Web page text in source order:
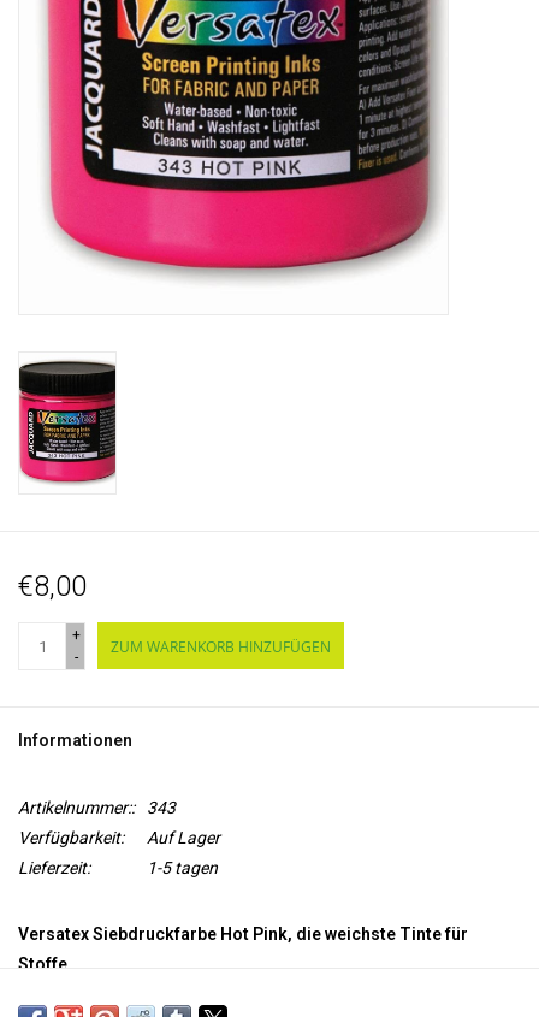
€8,00
+
-
ZUM WARENKORB HINZUFÜGEN
Informationen
Artikelnummer::
343
Verfügbarkeit:
Auf Lager
Lieferzeit:
1-5 tagen
Versatex Siebdruckfarbe Hot Pink, die weichste Tinte für
Stoffe.
Siebdrucker lieben diesehalbtransparente Tinte auf